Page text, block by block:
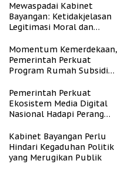
Mewaspadai Kabinet
Bayangan: Ketidakjelasan
Legitimasi Moral dan
Momentum Kemerdekaan,
Pemerintah Perkuat
Program Rumah Subsidi
Berpenghasilan Rendah
Pemerintah Perkuat
Ekosistem Media Digital
Nasional Hadapi Perang
Kabinet Bayangan Perlu
Hindari Kegaduhan Politik
yang Merugikan Publik